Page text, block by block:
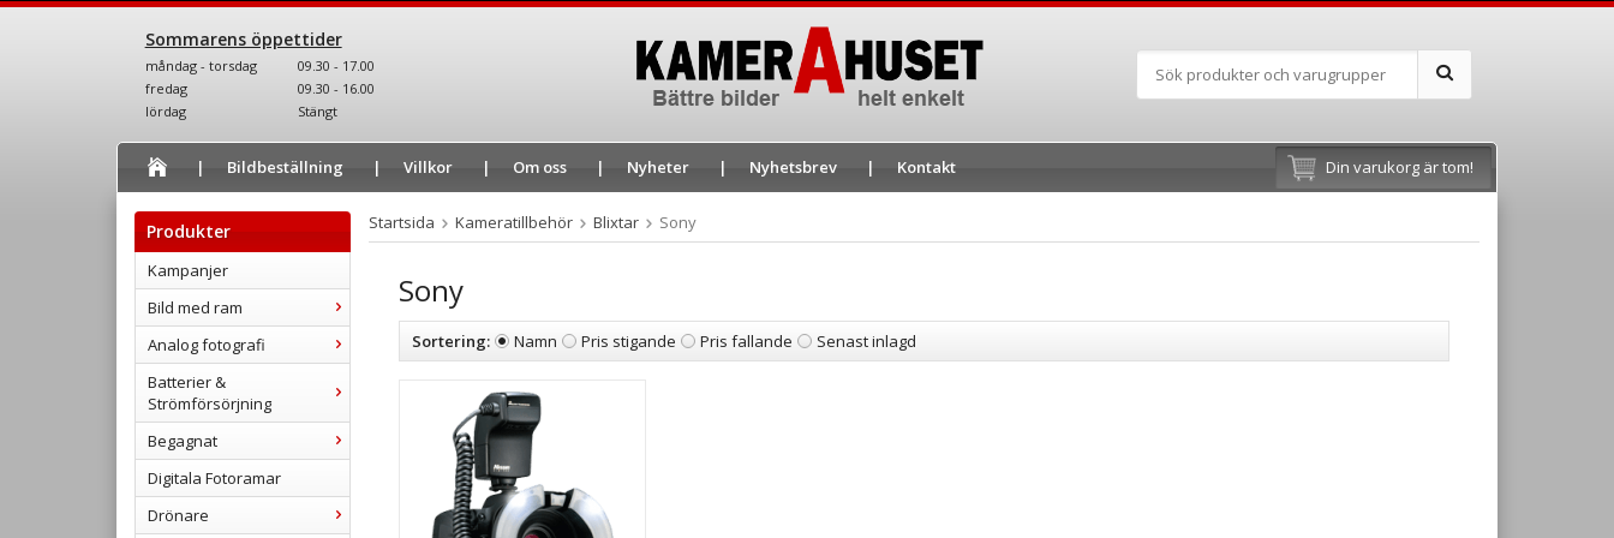
Sommarens öppettider
måndag - torsdag
09.30 - 17.00
fredag
09.30 - 16.00
lördag
Stängt
Bildbeställning Villkor Om oss Nyheter Nyhetsbrev Kontakt Din varukorg är tom!
Produkter
Kampanjer
Bild med ram
Analog fotografi
Batterier &
Strömförsörjning
Begagnat
Digitala Fotoramar
Drönare
Startsida Kameratillbehör Blixtar Sony
Sony
Sortering: Namn Pris stigande Pris fallande Senast inlagd